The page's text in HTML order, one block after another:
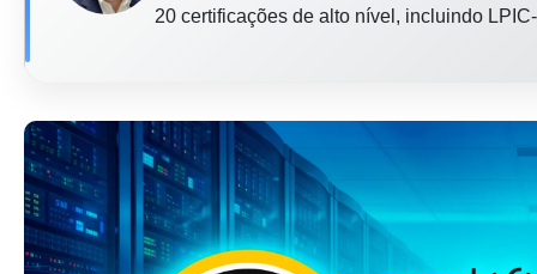
20 certificações de alto nível, incluindo